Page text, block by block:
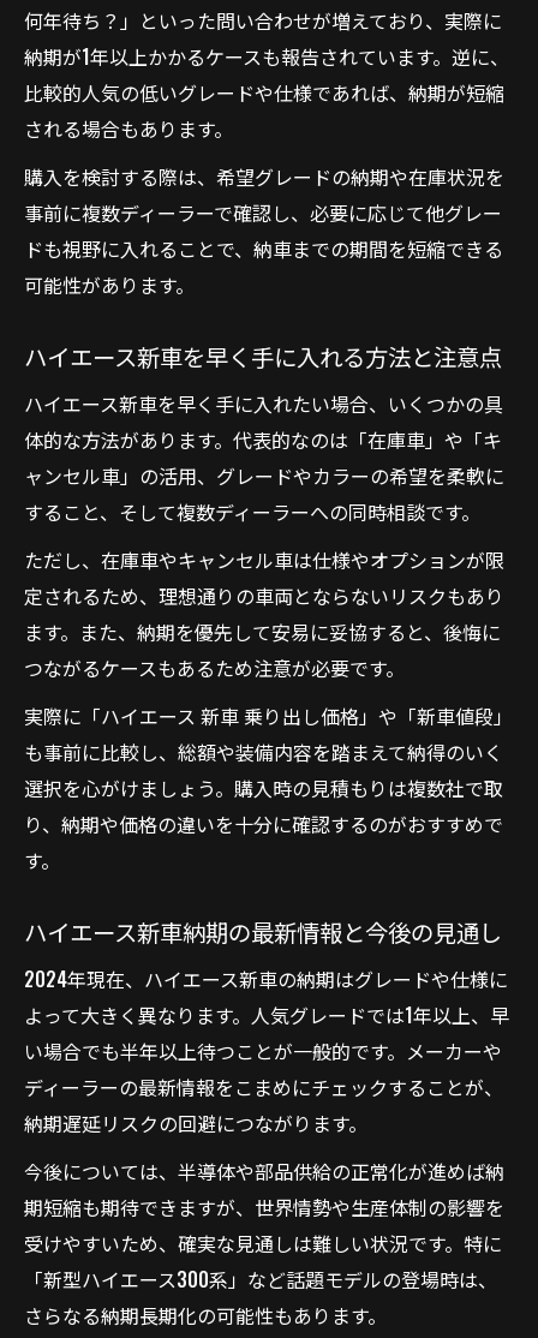
何年待ち？」といった問い合わせが増えており、実際に
納期が1年以上かかるケースも報告されています。逆に、
比較的人気の低いグレードや仕様であれば、納期が短縮
される場合もあります。
購入を検討する際は、希望グレードの納期や在庫状況を
事前に複数ディーラーで確認し、必要に応じて他グレー
ドも視野に入れることで、納車までの期間を短縮できる
可能性があります。
ハイエース新車を早く手に入れる方法と注意点
ハイエース新車を早く手に入れたい場合、いくつかの具
体的な方法があります。代表的なのは「在庫車」や「キ
ャンセル車」の活用、グレードやカラーの希望を柔軟に
すること、そして複数ディーラーへの同時相談です。
ただし、在庫車やキャンセル車は仕様やオプションが限
定されるため、理想通りの車両とならないリスクもあり
ます。また、納期を優先して安易に妥協すると、後悔に
つながるケースもあるため注意が必要です。
実際に「ハイエース 新車 乗り出し価格」や「新車値段」
も事前に比較し、総額や装備内容を踏まえて納得のいく
選択を心がけましょう。購入時の見積もりは複数社で取
り、納期や価格の違いを十分に確認するのがおすすめで
す。
ハイエース新車納期の最新情報と今後の見通し
2024年現在、ハイエース新車の納期はグレードや仕様に
よって大きく異なります。人気グレードでは1年以上、早
い場合でも半年以上待つことが一般的です。メーカーや
ディーラーの最新情報をこまめにチェックすることが、
納期遅延リスクの回避につながります。
今後については、半導体や部品供給の正常化が進めば納
期短縮も期待できますが、世界情勢や生産体制の影響を
受けやすいため、確実な見通しは難しい状況です。特に
「新型ハイエース300系」など話題モデルの登場時は、
さらなる納期長期化の可能性もあります。